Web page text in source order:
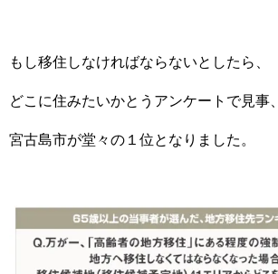
もし移住しなければならないとしたら、
どこに住みたいかとうアンケートで見事、
宮古島市が堂々の１位となりました。